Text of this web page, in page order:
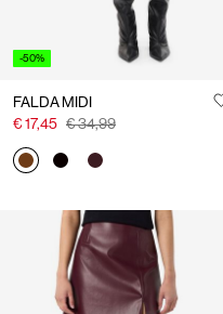
-50%
FALDA MIDI
€ 17,45 € 34,99